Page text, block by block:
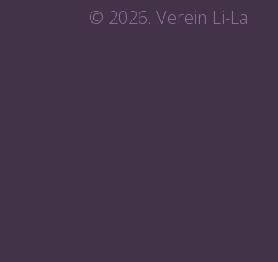
© 2026. Verein Li-La